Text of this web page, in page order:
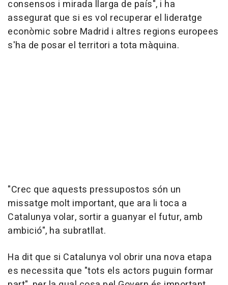
consensos i mirada llarga de país", i ha
assegurat que si es vol recuperar el lideratge
econòmic sobre Madrid i altres regions europees
s'ha de posar el territori a tota màquina.
"Crec que aquests pressupostos són un
missatge molt important, que ara li toca a
Catalunya volar, sortir a guanyar el futur, amb
ambició", ha subratllat.
Ha dit que si Catalunya vol obrir una nova etapa
es necessita que "tots els actors puguin formar